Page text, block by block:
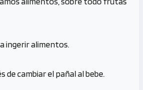
ingerir alimentos.
de cambiar el pañal al bebe.